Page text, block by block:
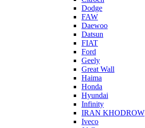
Dodge
FAW
Daewoo
Datsun
FIAT
Ford
Geely
Great Wall
Haima
Honda
Hyundai
Infinity
IRAN KHODROW
Iveco